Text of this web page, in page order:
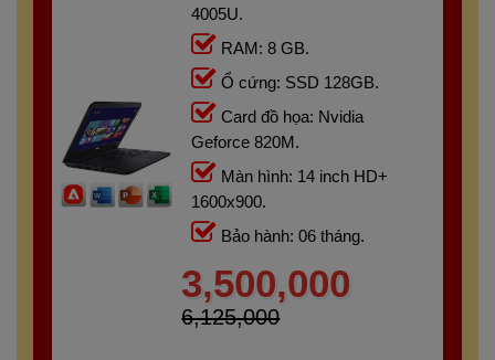
4005U.
RAM: 8 GB.
Ổ cứng: SSD 128GB.
Card đồ họa: Nvidia
Geforce 820M.
Màn hình: 14 inch HD+
1600x900.
Bảo hành: 06 tháng.
3,500,000
6,125,000